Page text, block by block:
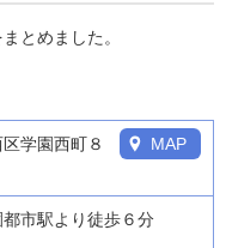
とめました。
学園西町８
MAP
市駅より徒歩６分